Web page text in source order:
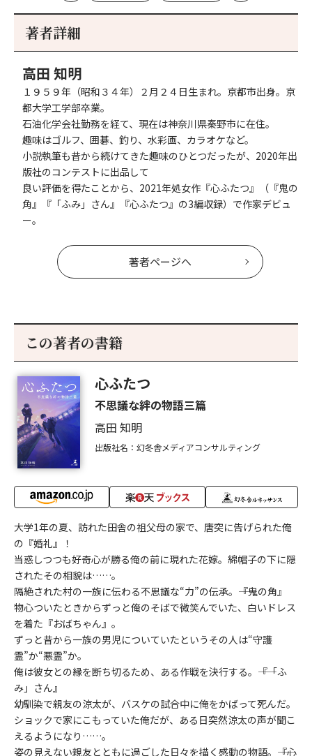
初
記
記
新
著者詳細
高田 知明
１９５９年（昭和３４年）２月２４日生まれ。京都市出身。京
都大学工学部卒業。
石油化学会社勤務を経て、現在は神奈川県秦野市に在住。
趣味はゴルフ、囲碁、釣り、水彩画、カラオケなど。
小説執筆も昔から続けてきた趣味のひとつだったが、2020年出
版社のコンテストに出品して
良い評価を得たことから、2021年処女作『心ふたつ』（『鬼の
角』『「ふみ」さん』『心ふたつ』の3編収録）で作家デビュ
ー。
著者ページへ
この著者の書籍
心ふたつ
不思議な絆の物語三篇
高田 知明
出版社名：幻冬舎メディアコンサルティング
大学1年の夏、訪れた田舎の祖父母の家で、唐突に告げられた俺
の『婚礼』！
当惑しつつも好奇心が勝る俺の前に現れた花嫁。綿帽子の下に隠
されたその相貌は……。
隔絶された村の一族に伝わる不思議な“力”の伝承。――『鬼の角』
物心ついたときからずっと俺のそばで微笑んでいた、白いドレス
を着た『おばちゃん』。
ずっと昔から一族の男児についていたというその人は“守護
霊”か“悪霊”か。
俺は彼女との縁を断ち切るため、ある作戦を決行する。――『「ふ
み」さん』
幼馴染で親友の涼太が、バスケの試合中に俺をかばって死んだ。
ショックで家にこもっていた俺だが、ある日突然涼太の声が聞こ
えるようになり……。
姿の見えない親友とともに過ごした日々を描く感動の物語。――『心